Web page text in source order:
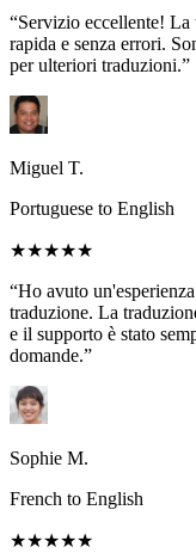
“Servizio eccellente! La
rapida e senza errori.
per ulteriori traduzioni.”
Miguel T.
Portuguese to English
★★★★★
“Ho avuto
traduzione. La
e il supporto è stato
domande.”
Sophie M.
French to English
★★★★★